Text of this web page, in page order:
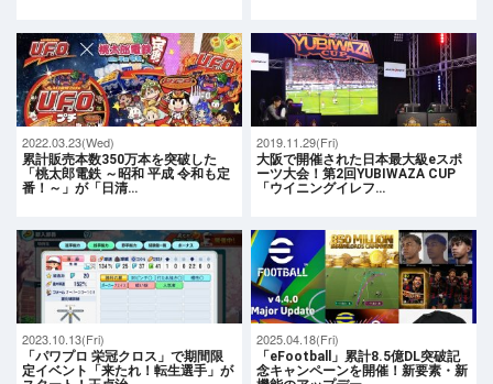
2022.03.23(Wed)
累計販売本数350万本を突破した
「桃太郎電鉄 ～昭和 平成 令和も定
番！～」が「日清…
2019.11.29(Fri)
大阪で開催された日本最大級eスポ
ーツ大会！第2回YUBIWAZA CUP
「ウイニングイレフ…
2023.10.13(Fri)
「パワプロ 栄冠クロス」で期間限
定イベント「来たれ！転生選手」が
2025.04.18(Fri)
「eFootball」累計8.5億DL突破記
念キャンペーンを開催！新要素・新